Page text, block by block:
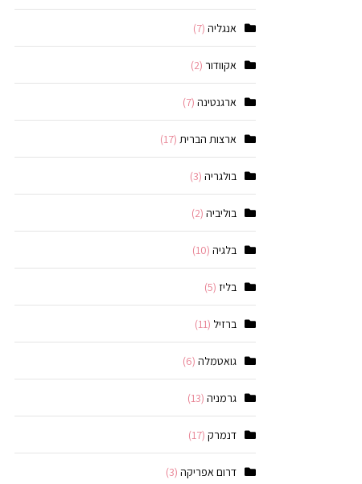
אנגליה (7)
אקוודור (2)
ארגנטינה (7)
ארצות הברית (17)
בולגריה (3)
בוליביה (2)
בלגיה (10)
בליז (5)
ברזיל (11)
גואטמלה (6)
גרמניה (13)
דנמרק (17)
דרום אפריקה (3)